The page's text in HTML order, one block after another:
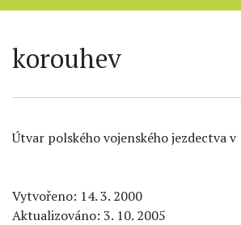
korouhev
Útvar polského vojenského jezdectva
Vytvořeno: 14. 3. 2000
Aktualizováno: 3. 10. 2005